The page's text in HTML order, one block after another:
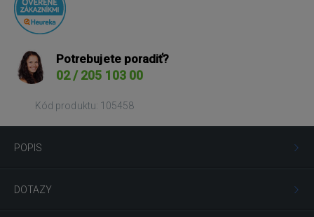
Potrebujete poradiť?
02 / 205 103 00
Kód produktu: 105458
POPIS
DOTAZY